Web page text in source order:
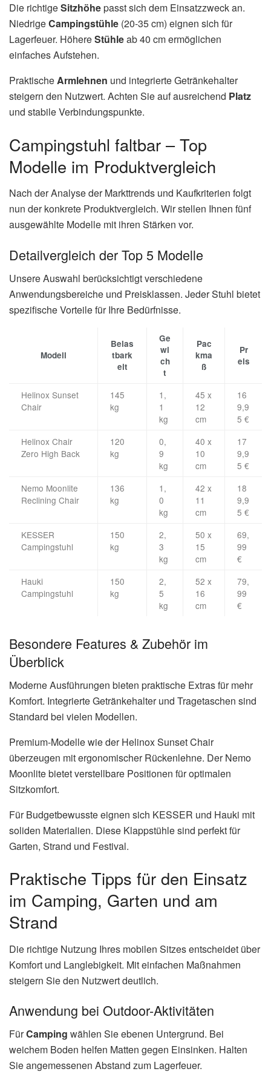
Die richtigeSitzhöhepasst sich dem Einsatzzweck an.
NiedrigeCampingstühle (20-35 cm) eignen sich für
Lagerfeuer. HöhereStühleab 40 cm ermöglichen
einfaches Aufstehen.
PraktischeArmlehnen und integrierte Getränkehalter
steigern den Nutzwert. Achten Sie auf ausreichend Platz
und stabile Verbindungspunkte.
Campingstuhl faltbar – Top
Modelle im Produktvergleich
Nach der Analyse der Markttrends und Kaufkriterien folgt
nun der konkrete Produktvergleich. Wir stellen Ihnen fünf
ausgewählte Modelle mit ihren Stärken vor.
Detailvergleich der Top 5 Modelle
Unsere Auswahl berücksichtigt verschiedene
Anwendungsbereiche und Preisklassen. Jeder Stuhl bietet
spezifische Vorteile für Ihre Bedürfnisse.
Modell
Belas
tbark
eit
Ge
wi
ch
t
Pac
kma
ß
Pr
eis
Helinox Sunset
Chair
145
kg
1,
1
kg
45 x
12
cm
16
9,9
5 €
Helinox Chair
Zero High Back
120
kg
0,
9
kg
40 x
10
cm
17
9,9
5 €
Nemo Moonlite
Reclining Chair
136
kg
1,
0
kg
42 x
11
cm
18
9,9
5 €
KESSER
Campingstuhl
150
kg
2,
3
kg
50 x
15
cm
69,
99
€
Hauki
Campingstuhl
150
kg
2,
5
kg
52 x
16
cm
79,
99
€
Besondere Features & Zubehör im
Überblick
Moderne Ausführungen bieten praktische Extras für mehr
Komfort. Integrierte Getränkehalter und Tragetaschen sind
Standard bei vielen Modellen.
Premium-Modelle wie der Helinox Sunset Chair
überzeugen mit ergonomischer Rückenlehne. Der Nemo
Moonlite bietet verstellbare Positionen für optimalen
Sitzkomfort.
Für Budgetbewusste eignen sich KESSER und Hauki mit
soliden Materialien. Diese Klappstühle sind perfekt für
Garten, Strand und Festival.
Praktische Tipps für den Einsatz
im Camping, Garten und am
Strand
Die richtige Nutzung Ihres mobilen Sitzes entscheidet über
Komfort und Langlebigkeit. Mit einfachen Maßnahmen
steigern Sie den Nutzwert deutlich.
Anwendung bei Outdoor-Aktivitäten
FürCamping wählen Sie ebenen Untergrund. Bei
weichem Boden helfen Matten gegen Einsinken. Halten
Sie angemessenen Abstand zum Lagerfeuer.